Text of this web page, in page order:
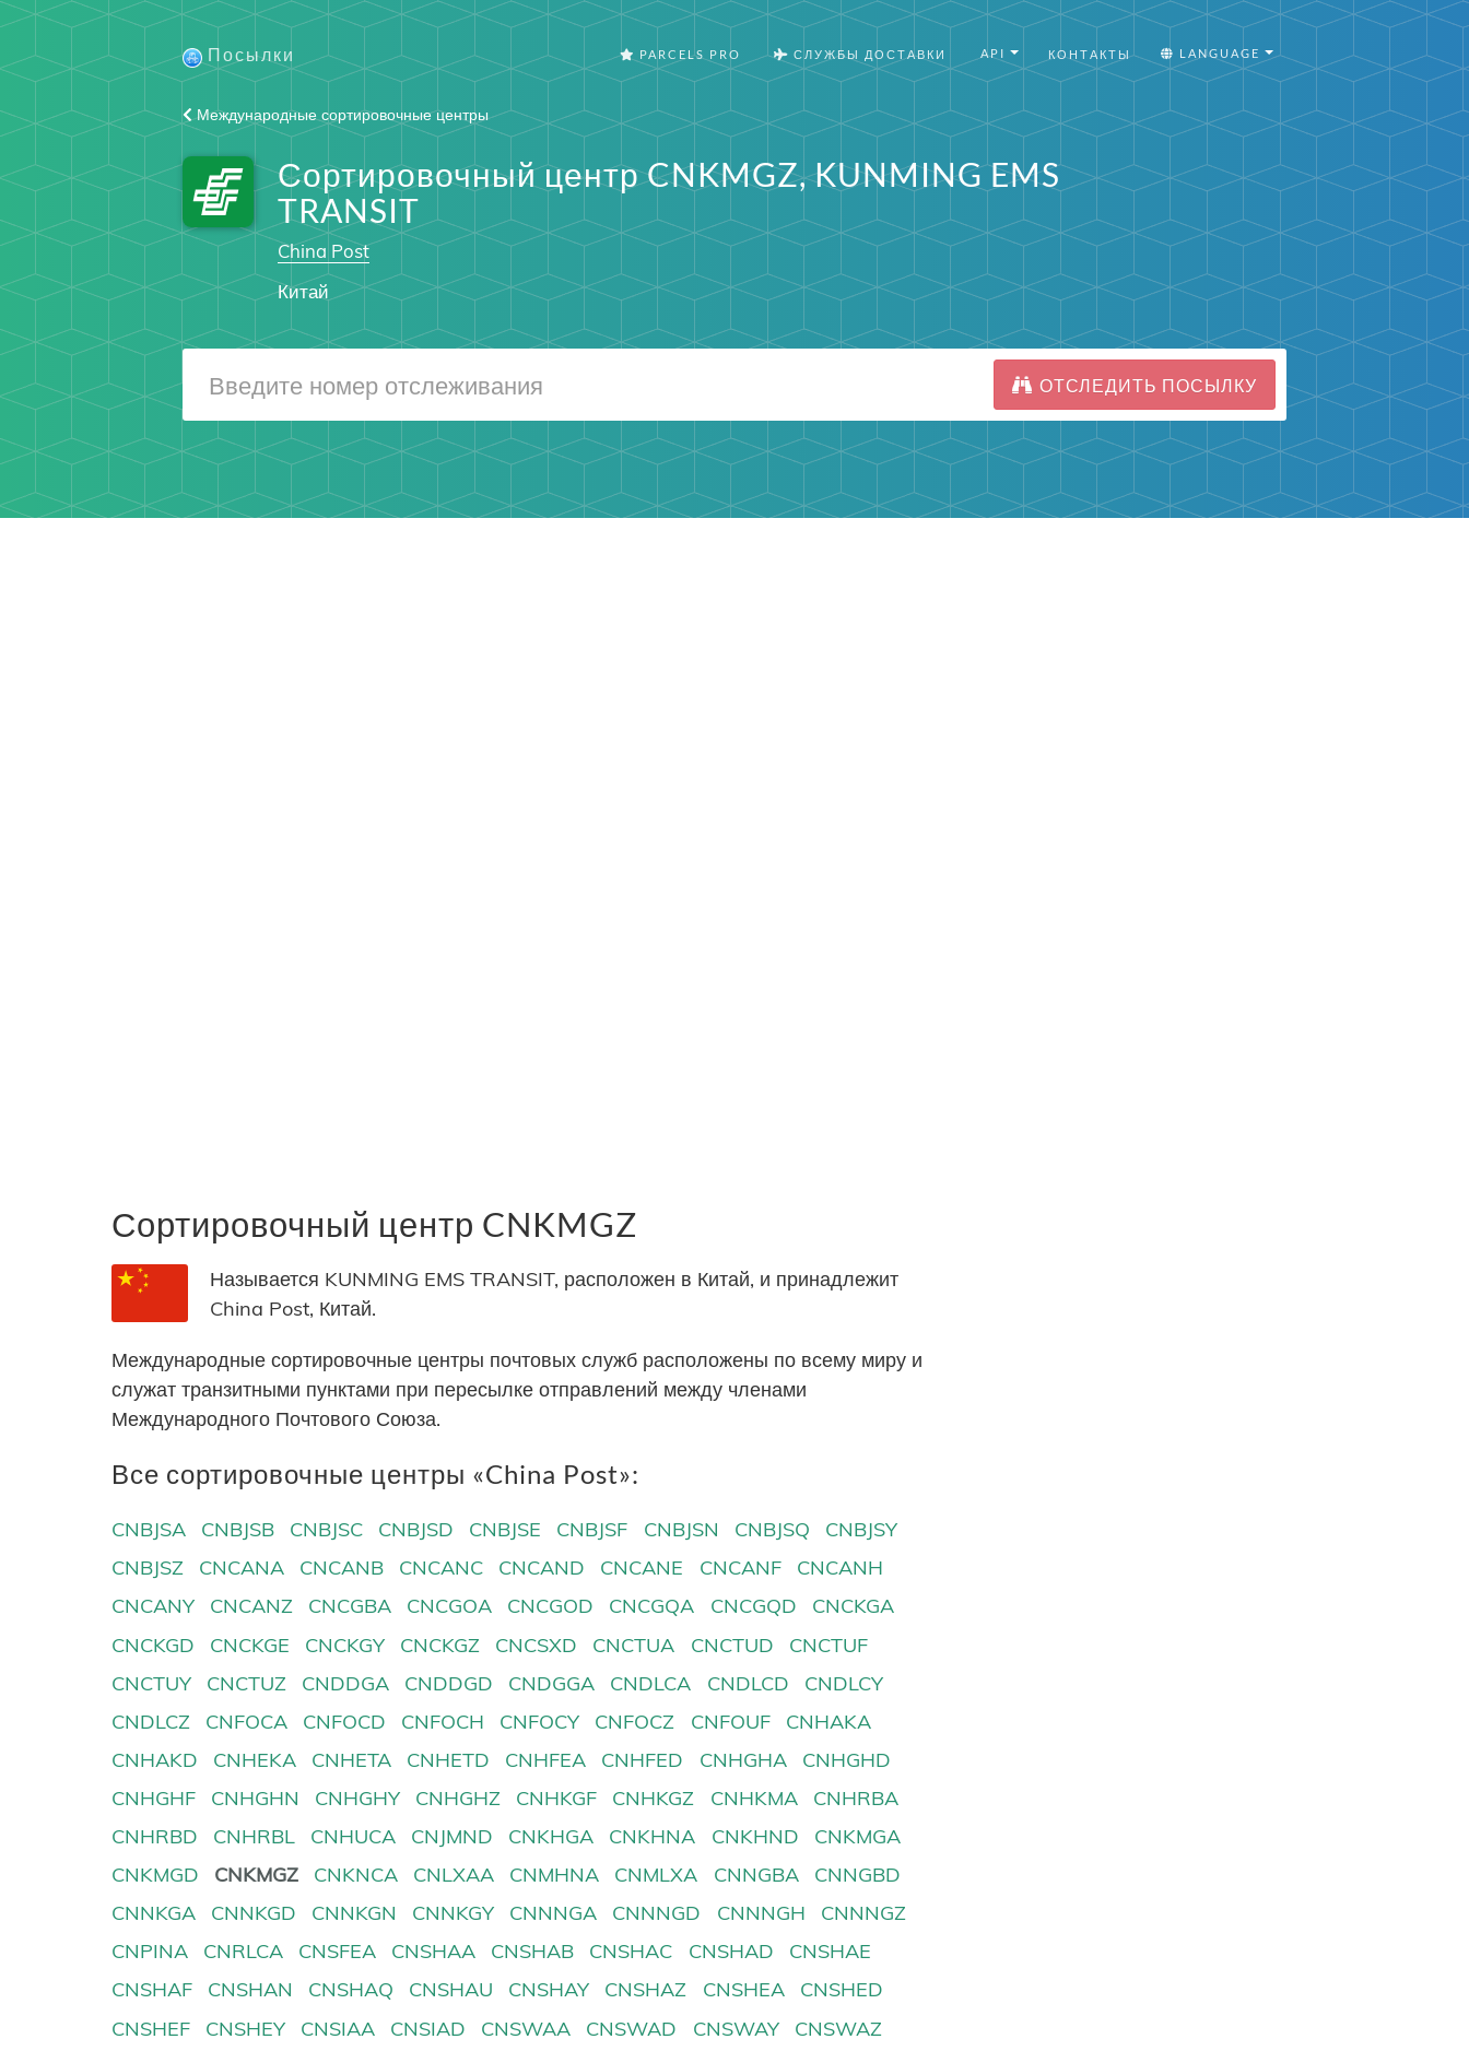
Посылки PARCELS PRO СЛУЖБЫ ДОСТАВКИ API КОНТАКТЫ LANGUAGE
Международные сортировочные центры
Сортировочный центр CNKMGZ, KUNMING EMS
TRANSIT
China Post
Китай
ОТСЛЕДИТЬ ПОСЫЛКУ
Сортировочный центр CNKMGZ
Называется KUNMING EMS TRANSIT, расположен в Китай, и принадлежит
China Post, Китай.
Международные сортировочные центры почтовых служб расположены по всему миру и
служат транзитными пунктами при пересылке отправлений между членами
Международного Почтового Союза.
Все сортировочные центры «China Post»:
CNBJSA CNBJSB CNBJSC CNBJSD CNBJSE CNBJSF CNBJSN CNBJSQ
CNBJSY
CNBJSZ
CNCANA CNCANB CNCANC CNCAND CNCANE CNCANF
CNCANH
CNCANY
CNCANZ CNCGBA CNCGOA CNCGOD CNCGQA CNCGQD
CNCKGA
CNCKGD
CNCKGE CNCKGY CNCKGZ CNCSXD CNCTUA CNCTUD
CNCTUF
CNCTUY
CNCTUZ CNDDGA CNDDGD CNDGGA CNDLCA CNDLCD
CNDLCY
CNDLCZ
CNFOCA CNFOCD CNFOCH CNFOCY CNFOCZ CNFOUF
CNHAKA
CNHAKD
CNHEKA CNHETA CNHETD CNHFEA CNHFED CNHGHA
CNHGHD
CNHGHF
CNHGHN CNHGHY CNHGHZ CNHKGF CNHKGZ CNHKMA
CNHRBA
CNHRBD
CNHRBL CNHUCA CNJMND CNKHGA CNKHNA CNKHND
CNKMGA
CNKMGD
CNKMGZ CNKNCA CNLXAA CNMHNA CNMLXA CNNGBA
CNNGBD
CNNKGA
CNNKGD CNNKGN CNNKGY CNNNGA CNNNGD CNNNGH
CNNNGZ
CNPINA
CNRLCA CNSFEA CNSHAA CNSHAB CNSHAC CNSHAD
CNSHAE
CNSHAF
CNSHAN CNSHAQ CNSHAU CNSHAY CNSHAZ CNSHEA
CNSHED
CNSHEF
CNSHEY CNSIAA CNSIAD CNSWAA CNSWAD CNSWAY
CNSWAZ